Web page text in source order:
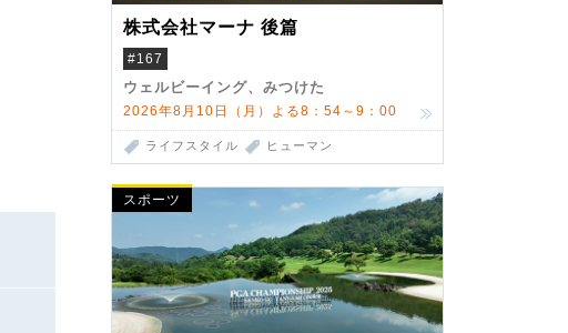
株式会社マーナ 後篇
#167
ウェルビーイング、みつけた
2026年8月10日（月）よる8：54～9：00
ライフスタイル ヒューマン
スポーツ